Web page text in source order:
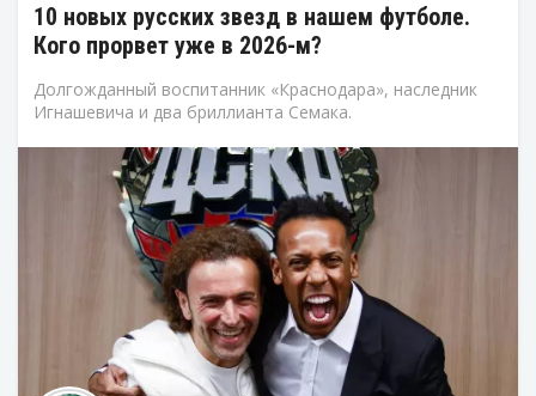
10 новых русских звезд в нашем футболе.
Кого прорвет уже в 2026-м?
Долгожданный воспитанник «Краснодара», наследник
Игнашевича и два бриллианта Семака.